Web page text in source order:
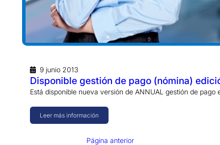
9 junio 2013
Disponible gestión de pago (nómina)
Está disponible nueva versión de ANNUAL gestión de
Leer más información
Página anterior